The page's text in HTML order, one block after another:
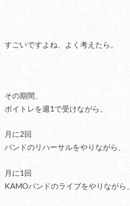
すごいですよね、よく考えたら。
その期間、
ボイトレを週1で受けながら、
月に2回
バンドのリハーサルをやりながら、
月に1回
KAMOバンドのライブをやりながら、